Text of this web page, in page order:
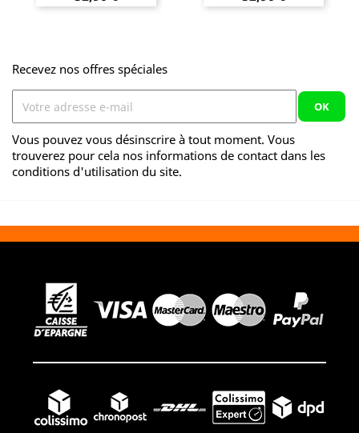
Recevez nos offres spéciales
Vous pouvez vous désinscrire à tout moment. Vous
trouverez pour cela nos informations de contact dans les
conditions d'utilisation du site.